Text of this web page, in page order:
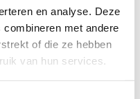
en analyse. Deze
met andere
of die ze hebben
van hun services.
NIEUW